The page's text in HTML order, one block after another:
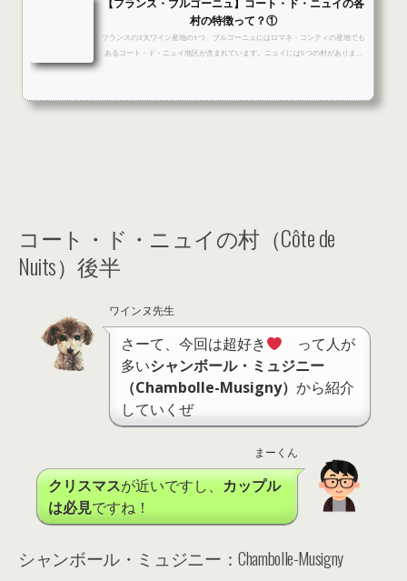
【フランス・ブルゴーニュ】コート・ド・ニュイの各
村の特徴って？①
フランスの3大ワイン産地の1つ、ブルゴーニュにはロマネ・コンティの産地でも
あるコート・ド・ニュイ地区が含まれています。ニュイには9つの村があります
銘醸地だけど、コート・ド・ニュイはその中でも北からいくとシャブリとグラ
コート・ド・ニュイの村（Côte de
Nuits）後半
ワインヌ先生
さーて、今回は超好き
って人が
多いシャンボール・ミュジニー
（Chambolle-Musigny） から紹介
していくぜ
まーくん
クリスマスが近いですし、カップル
は必見ですね！
シャンボール・ミュジニー：Chambolle-Musigny